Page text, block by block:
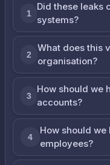
1
Did these leaks
systems?
2
What does this
organisation?
3
How should we
accounts?
4
How should
employees?